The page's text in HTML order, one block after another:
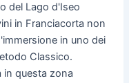
del Lago d'Iseo
in Franciacorta non
in uno dei
Classico.
in questa zona